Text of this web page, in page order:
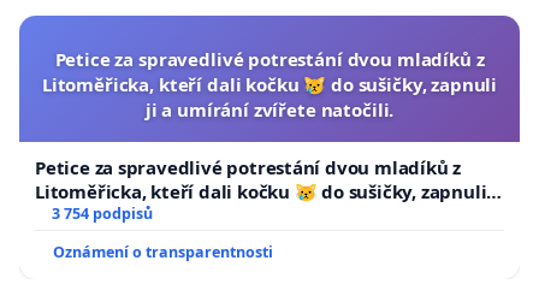
Petice za spravedlivé potrestání dvou mladíků z
Litoměřicka, kteří dali kočku 😿 do sušičky, zapnuli
ji a umírání zvířete natočili.
Petice za spravedlivé potrestání dvou mladíků z
Litoměřicka, kteří dali kočku 😿 do sušičky, zapnuli ji
a umírání zvířete natočili.
3 754 podpisů
Oznámení o transparentnosti